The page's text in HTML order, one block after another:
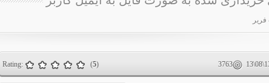
Rating: (5) 3763